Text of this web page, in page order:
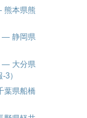
熊本県熊
― 静岡県
― 大分県
3）
葉県船橋